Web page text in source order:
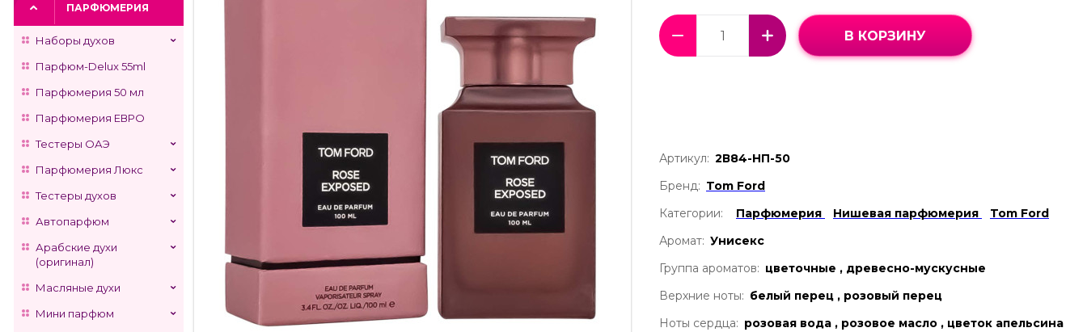
ПАРФЮМЕРИЯ
Наборы духов
Парфюм-Delux 55ml
Парфюмерия 50 мл
Парфюмерия ЕВРО
Тестеры ОАЭ
Парфюмерия Люкс
Тестеры духов
Автопарфюм
Арабские духи
(оригинал)
Масляные духи
Мини парфюм
В КОРЗИНУ
Артикул: 2В84-НП-50
Бренд: Tom Ford
Категории:
Парфюмерия Нишевая парфюмерия
Tom Ford
Аромат: Унисекс
Группа ароматов: цветочные , древесно-мускусные
Верхние ноты: белый перец , розовый перец
Ноты сердца: розовая вода , розовое масло , цветок апельсина